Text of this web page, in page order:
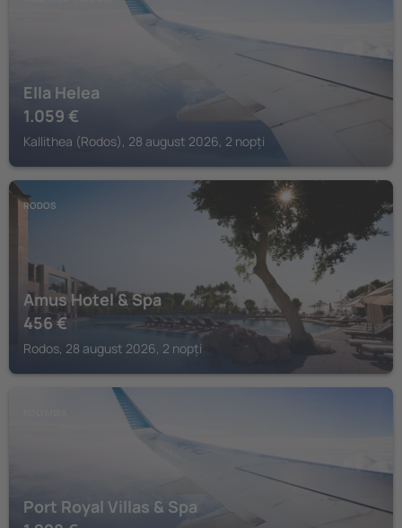
Ella Helea
1.059 €
Kallithea (Rodos), 28 august 2026, 2 nopți
RODOS
Amus Hotel & Spa
456 €
Rodos, 28 august 2026, 2 nopți
Port Royal Villas & Spa